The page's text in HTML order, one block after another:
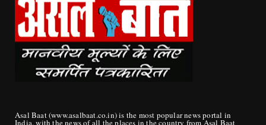
Asal Baat (www.asalbaat.co.in) is the most popular news portal in